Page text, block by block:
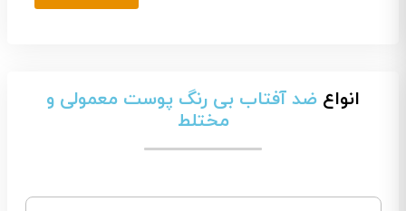
انواع ضد آفتاب بی رنگ پوست معمولی و
مختلط